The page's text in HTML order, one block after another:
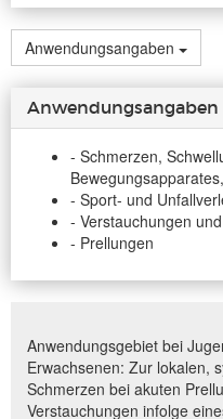
Anwendungsangaben
Anwendungsangaben
- Schmerzen,
- Sport- und
- Verstauchungen
- Prellungen
Anwendungsgebiet bei
Erwachsenen: Zur lokalen,
Schmerzen bei akuten
Verstauchungen infolge